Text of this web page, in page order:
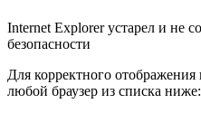
Internet Explorer устарел и не
безопасности
Для корректного
любой браузер из списка ниже: